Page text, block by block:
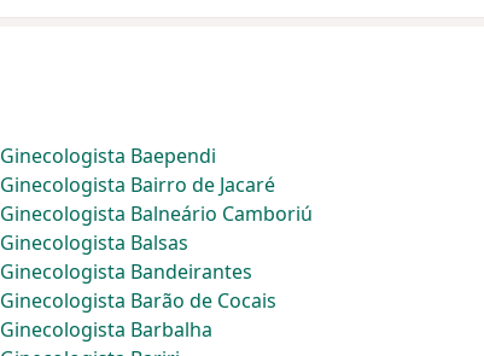
Ginecologista Baependi
Ginecologista Bairro de Jacaré
Ginecologista Balneário Camboriú
Ginecologista Balsas
Ginecologista Bandeirantes
Ginecologista Barão de Cocais
Ginecologista Barbalha